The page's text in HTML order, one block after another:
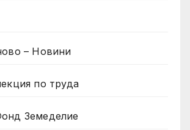
– Новини
по труда
Земеделие